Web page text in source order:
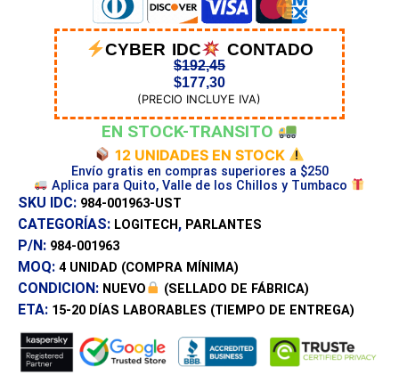
CYBER IDC CONTADO
$192,45
$177,30
(PRECIO INCLUYE IVA)
EN STOCK-TRANSITO
12 UNIDADES EN STOCK
Envío gratis en compras superiores a $250
Aplica para Quito, Valle de los Chillos y Tumbaco
SKU IDC: 984-001963-UST
CATEGORÍAS: LOGITECH , PARLANTES
P/N: 984-001963
MOQ: 4 UNIDAD (COMPRA MÍNIMA)
CONDICION: NUEVO (SELLADO DE FÁBRICA)
ETA: 15-20 DÍAS LABORABLES (TIEMPO DE ENTREGA)